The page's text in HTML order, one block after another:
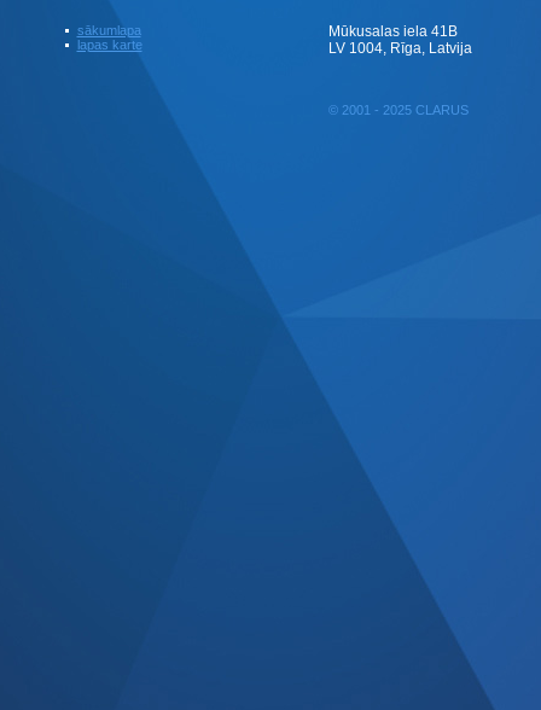
sākumlapa
lapas karte
Mūkusalas iela 41B
LV 1004, Rīga, Latvija
© 2001 - 2025 CLARUS